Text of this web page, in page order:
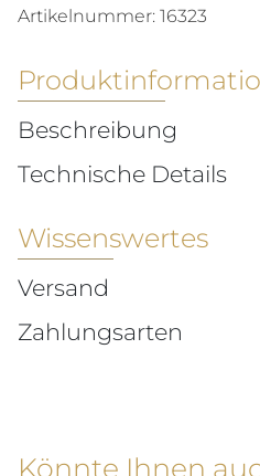
Artikelnummer: 16323
Beschreibung
Technische Details
Wissenswertes
Versand
Zahlungsarten
Könnte Ihnen